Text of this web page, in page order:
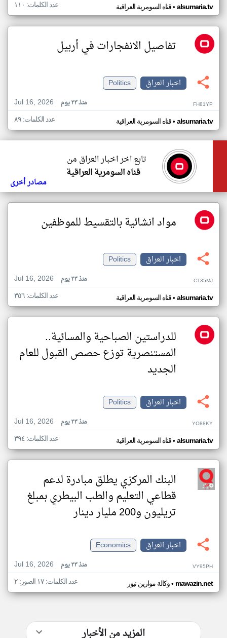
قناه السومرية العراقية• alsumaria.tv عدد الكلمات: ١١٠
تفاصيل الانفجارات في أربيل
اخبار العراق
Politics
Jul 16, 2026
منذ ٢٣ يوم FH81YP
قناه السومرية العراقية• alsumaria.tv عدد الكلمات: ٨٩
تابع اخر اخبار العراق من
قناه السومرية العراقية
مصادر أخرى
مواد انشائية بالتقسيط للموظفين
اخبار العراق
Politics
Jul 16, 2026
منذ ٢٣ يوم CT35MJ
قناه السومرية العراقية• alsumaria.tv عدد الكلمات: ٣٥٦
للدراستين الصباحية والمسائية..
المستنصرية توزع حصص القبول للعام
الجديد
اخبار العراق
Politics
Jul 16, 2026
منذ ٢٣ يوم YO88KY
قناه السومرية العراقية• alsumaria.tv عدد الكلمات: ٣٩٤
البنك المركزي يطلق مبادرة لدعم
قطاعي التعليم والطب البيطري بمبلغ
تريليون و200 مليار دينار
اخبار العراق
Economics
Jul 16, 2026
منذ ٢٣ يوم VY95PH
وكالة موازين نيوز• mawazin.net عدد الكلمات: ١٧ الصور: ٢
المزيد من الأخبار